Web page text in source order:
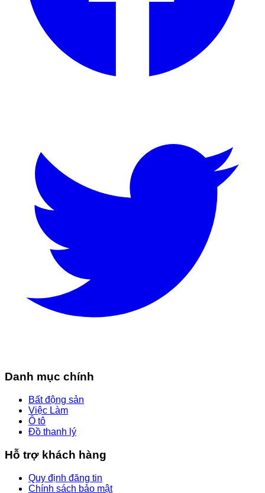
Danh mục chính
Bất động sản
Việc Làm
Ô tô
Đồ thanh lý
Hỗ trợ khách hàng
Quy định đăng tin
Chính sách bảo mật